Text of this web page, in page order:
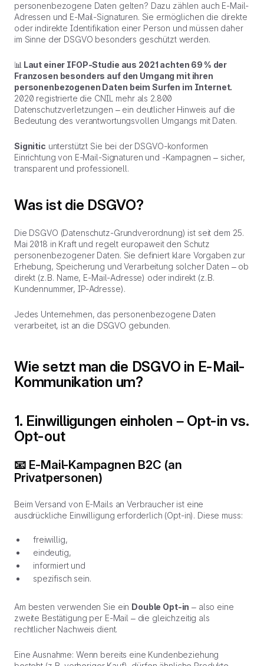
personenbezogene Daten gelten? Dazu zählen auch E-Mail-
Adressen und E-Mail-Signaturen. Sie ermöglichen die direkte
oder indirekte Identifikation einer Person und müssen daher
im Sinne der DSGVO besonders geschützt werden.
📊 Laut einer IFOP-Studie aus 2021 achten 69 % der
Franzosen besonders auf den Umgang mit ihren
personenbezogenen Daten beim Surfen im Internet.
2020 registrierte die CNIL mehr als 2.800
Datenschutzverletzungen – ein deutlicher Hinweis auf die
Bedeutung des verantwortungsvollen Umgangs mit Daten.
Signitic unterstützt Sie bei der DSGVO-konformen
Einrichtung von E-Mail-Signaturen und -Kampagnen – sicher,
transparent und professionell.
Was ist die DSGVO?
Die DSGVO (Datenschutz-Grundverordnung) ist seit dem 25.
Mai 2018 in Kraft und regelt europaweit den Schutz
personenbezogener Daten. Sie definiert klare Vorgaben zur
Erhebung, Speicherung und Verarbeitung solcher Daten – ob
direkt (z. B. Name, E-Mail-Adresse) oder indirekt (z. B.
Kundennummer, IP-Adresse).
Jedes Unternehmen, das personenbezogene Daten
verarbeitet, ist an die DSGVO gebunden.
Wie setzt man die DSGVO in E-Mail-
Kommunikation um?
1. Einwilligungen einholen – Opt-in vs.
Opt-out
📧 E-Mail-Kampagnen B2C (an
Privatpersonen)
Beim Versand von E-Mails an Verbraucher ist eine
ausdrückliche Einwilligung erforderlich (Opt-in). Diese muss:
freiwillig,
eindeutig,
informiert und
spezifisch sein.
Am besten verwenden Sie ein Double Opt-in – also eine
zweite Bestätigung per E-Mail – die gleichzeitig als
rechtlicher Nachweis dient.
Eine Ausnahme: Wenn bereits eine Kundenbeziehung